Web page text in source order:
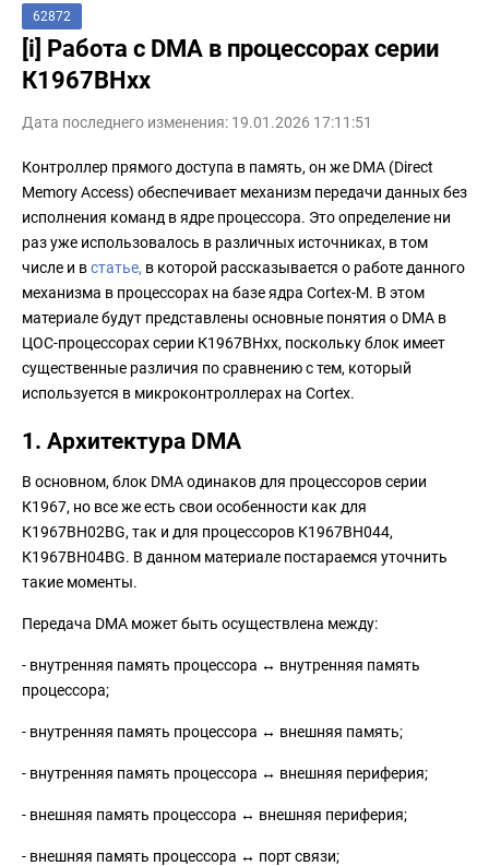
62872
[i] Работа с DMA в процессорах серии
К1967ВНxx
Дата последнего изменения: 19.01.2026 17:11:51
Контроллер прямого доступа в память, он же DMA (Direct
Memory Access) обеспечивает механизм передачи данных без
исполнения команд в ядре процессора. Это определение ни
раз уже использовалось в различных источниках, в том
числе и встатье, в которой рассказывается о работе данного
механизма в процессорах на базе ядра Cortex-M. В этом
материале будут представлены основные понятия о DMA в
ЦОС-процессорах серии К1967ВНхх, поскольку блок имеет
существенные различия по сравнению с тем, который
используется в микроконтроллерах на Cortex.
1. Архитектура DMA
В основном, блок DMA одинаков для процессоров серии
К1967, но все же есть свои особенности как для
К1967ВН02BG, так и для процессоров К1967ВН044,
К1967ВН04BG. В данном материале постараемся уточнить
такие моменты.
Передача DMA может быть осуществлена между:
- внутренняя память процессора ↔ внутренняя память
процессора;
- внутренняя память процессора ↔ внешняя память;
- внутренняя память процессора ↔ внешняя периферия;
- внешняя память процессора ↔ внешняя периферия;
- внешняя память процессора ↔ порт связи;